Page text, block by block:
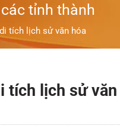
tỉnh thành
tích lịch sử văn hóa
tích lịch sử văn